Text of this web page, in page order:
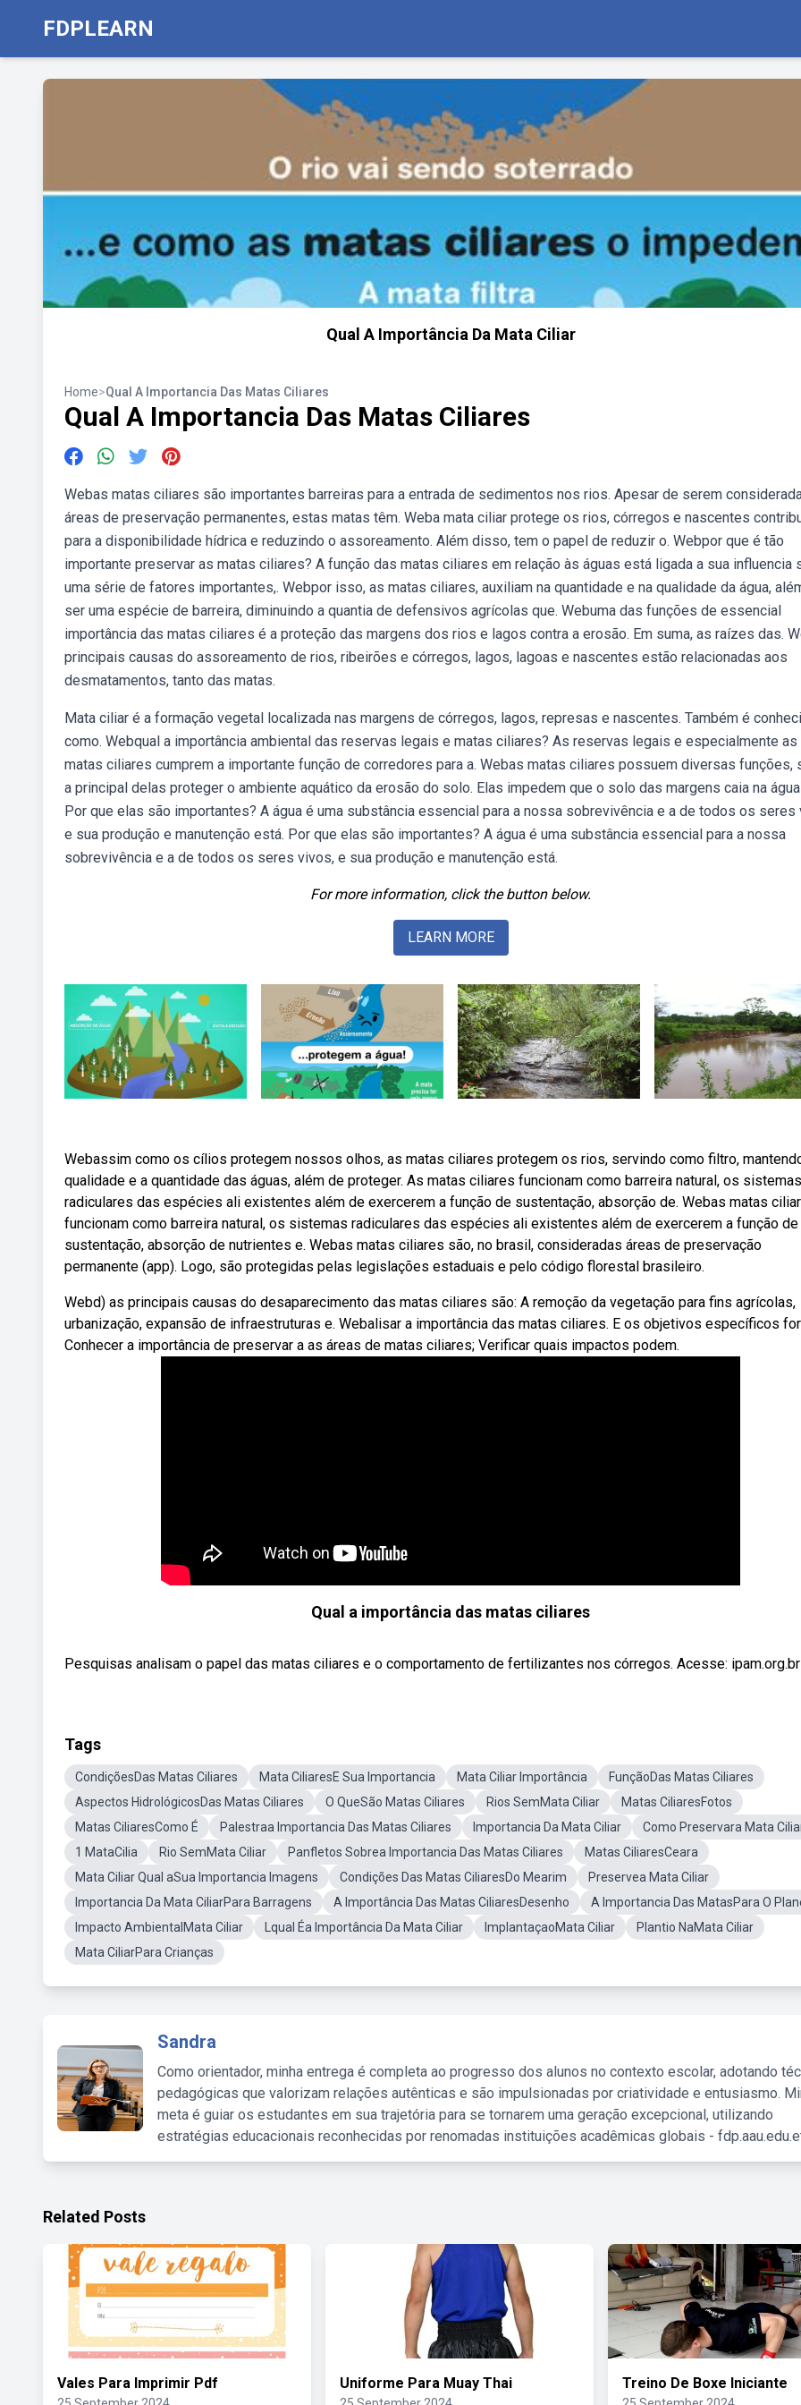
FDPLEARN
Qual A Importância Da Mata Ciliar
Home>Qual A Importancia Das Matas Ciliares
Qual A Importancia Das Matas Ciliares
Webas matas ciliares são importantes barreiras para a entrada de sedimentos nos rios. Apesar de serem
áreas de preservação permanentes, estas matas têm. Weba mata ciliar protege os rios, córregos e nascentes
para a disponibilidade hídrica e reduzindo o assoreamento. Além disso, tem o papel de reduzir o. Webpor que é tão
importante preservar as matas ciliares? A função das matas ciliares em relação às águas está ligada a sua influencia
uma série de fatores importantes,. Webpor isso, as matas ciliares, auxiliam na quantidade e na qualidade da água,
ser uma espécie de barreira, diminuindo a quantia de defensivos agrícolas que. Webuma das funções de essencial
importância das matas ciliares é a proteção das margens dos rios e lagos contra a erosão. Em suma, as raízes das.
principais causas do assoreamento de rios, ribeirões e córregos, lagos, lagoas e nascentes estão relacionadas aos
desmatamentos, tanto das matas.
Mata ciliar é a formação vegetal localizada nas margens de córregos, lagos, represas e nascentes. Também é
como. Webqual a importância ambiental das reservas legais e matas ciliares? As reservas legais e especialmente as
matas ciliares cumprem a importante função de corredores para a. Webas matas ciliares possuem diversas funções,
a principal delas proteger o ambiente aquático da erosão do solo. Elas impedem que o solo das margens caia na
Por que elas são importantes? A água é uma substância essencial para a nossa sobrevivência e a de todos os seres
e sua produção e manutenção está. Por que elas são importantes? A água é uma substância essencial para a nossa
sobrevivência e a de todos os seres vivos, e sua produção e manutenção está.
For more information, click the button below.
LEARN MORE
Webassim como os cílios protegem nossos olhos, as matas ciliares protegem os rios, servindo como filtro,
qualidade e a quantidade das águas, além de proteger. As matas ciliares funcionam como barreira natural, os sistemas
radiculares das espécies ali existentes além de exercerem a função de sustentação, absorção de. Webas matas
funcionam como barreira natural, os sistemas radiculares das espécies ali existentes além de exercerem a função de
sustentação, absorção de nutrientes e. Webas matas ciliares são, no brasil, consideradas áreas de preservação
permanente (app). Logo, são protegidas pelas legislações estaduais e pelo código florestal brasileiro.
Webd) as principais causas do desaparecimento das matas ciliares são: A remoção da vegetação para fins agrícolas,
urbanização, expansão de infraestruturas e. Webalisar a importância das matas ciliares. E os objetivos específicos
Conhecer a importância de preservar a as áreas de matas ciliares; Verificar quais impactos podem.
Qual a importância das matas ciliares
Pesquisas analisam o papel das matas ciliares e o comportamento de fertilizantes nos córregos. Acesse: ipam.org.br
Tags
CondiçõesDas Matas Ciliares Mata CiliaresE Sua Importancia Mata Ciliar Importância
FunçãoDas Matas Ciliares
Aspectos HidrológicosDas Matas Ciliares
O QueSão Matas Ciliares Rios SemMata Ciliar
Matas CiliaresFotos
Matas CiliaresComo É
Palestraa Importancia Das Matas Ciliares Importancia Da Mata Ciliar
Como Preservara Mata
1 MataCilia
Rio SemMata Ciliar Panfletos Sobrea Importancia Das Matas Ciliares
Matas CiliaresCeara
Mata Ciliar Qual aSua Importancia Imagens
Condições Das Matas CiliaresDo Mearim
Preservea Mata Ciliar
Importancia Da Mata CiliarPara Barragens
A Importância Das Matas CiliaresDesenho
A Importancia Das MatasPara O
Impacto AmbientalMata Ciliar
Lqual Éa Importância Da Mata Ciliar ImplantaçaoMata Ciliar
Plantio NaMata Ciliar
Mata CiliarPara Crianças
Sandra
Como orientador, minha entrega é completa ao progresso dos alunos no contexto escolar, adotando
pedagógicas que valorizam relações autênticas e são impulsionadas por criatividade e entusiasmo.
meta é guiar os estudantes em sua trajetória para se tornarem uma geração excepcional, utilizando
estratégias educacionais reconhecidas por renomadas instituições acadêmicas globais -
Related Posts
Vales Para Imprimir Pdf Uniforme Para Muay Thai Treino De Boxe Iniciante